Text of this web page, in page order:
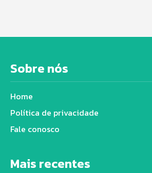
Sobre nós
Home
Política de privacidade
Fale conosco
Mais recentes